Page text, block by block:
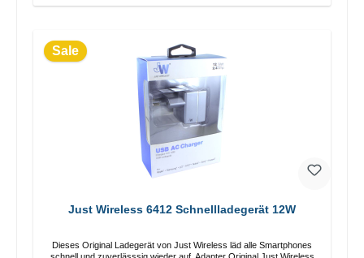
Sale
Just Wireless 6412 Schnellladegerät 12W
Dieses Original Ladegerät von Just Wireless läd alle Smartphones